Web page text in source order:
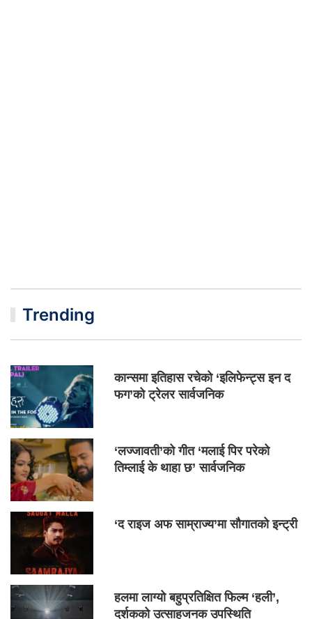
Trending
कान्समा इतिहास रचेको ‘इलिफेन्ट्स इन द
फग’को ट्रेलर सार्वजनिक
‘लज्जावती’को गीत ‘मलाई पिर परेको
तिम्लाई के थाहा छ’ सार्वजनिक
‘द राइज अफ साम्राज्य’मा सौगातको इन्ट्री
हलमा लाग्यो बहुप्रतिक्षित फिल्म ‘हली’,
दर्शकको उत्साहजनक उपस्थिति